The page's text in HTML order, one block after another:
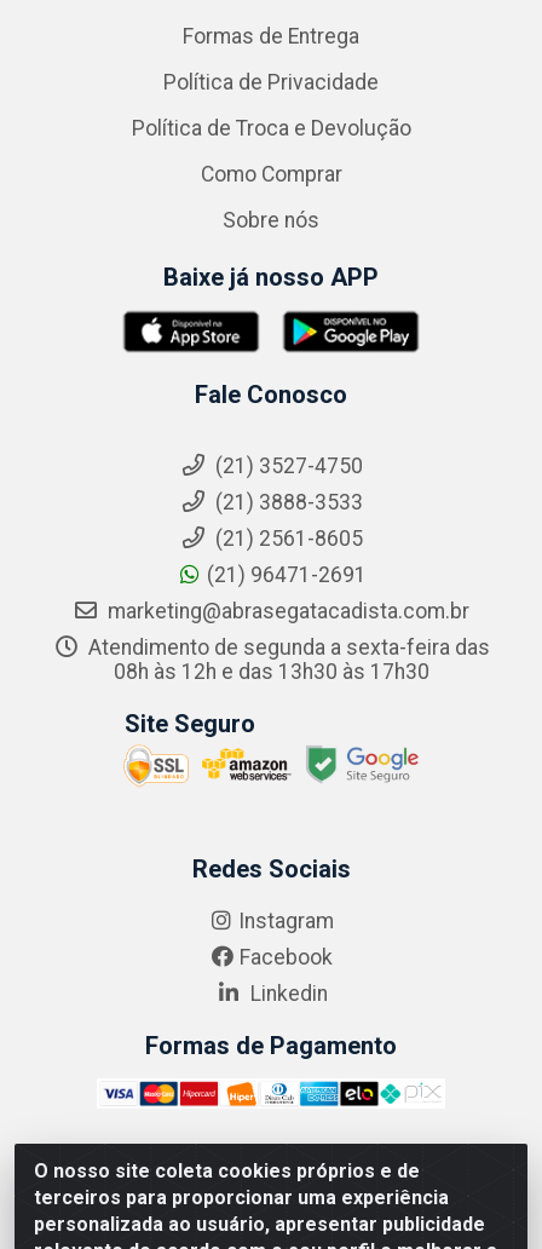
O nosso site coleta cookies próprios e de
terceiros para proporcionar uma experiência
personalizada ao usuário, apresentar publicidade
Formas de Entrega
Política de Privacidade
Política de Troca e Devolução
Como Comprar
Sobre nós
Baixe já nosso APP
Fale Conosco
(21) 3527-4750
(21) 3888-3533
(21) 2561-8605
(21) 96471-2691
marketing@abrasegatacadista.com.br
Atendimento de segunda a sexta-feira das
08h às 12h e das 13h30 às 17h30
Site Seguro
Redes Sociais
Instagram
Facebook
Linkedin
Formas de Pagamento
ABRASEG COMÉRCIO ATACADISTA LTDA - CNPJ:
10.894.768/0001-00 - Avenida Lobo Júnior, 1045 -
Penha Circular - Rio de Janeiro - RJ - CEP 21020-124